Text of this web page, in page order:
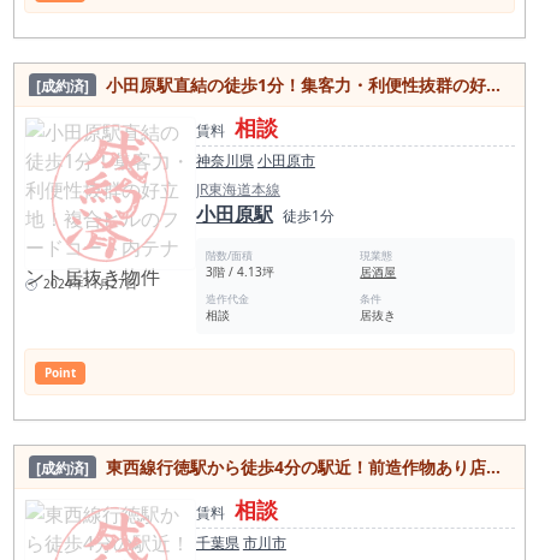
[成約済] 小田原駅直結の徒歩1分！集客力・利便性抜群の好立地！複合ビルのフードコート内テナント居抜き物件
2024年11月27日
賃料 相談
神奈川県小田原市
JR東海道本線
小田原駅 徒歩1分
階数/面積
3階 / 4.13坪
現業態
居酒屋
造作代金
相談
条件
居抜き
Point
[成約済] 東西線行徳駅から徒歩4分の駅近！前造作物あり店舗経営必見の居抜き物件
賃料 相談
千葉県市川市